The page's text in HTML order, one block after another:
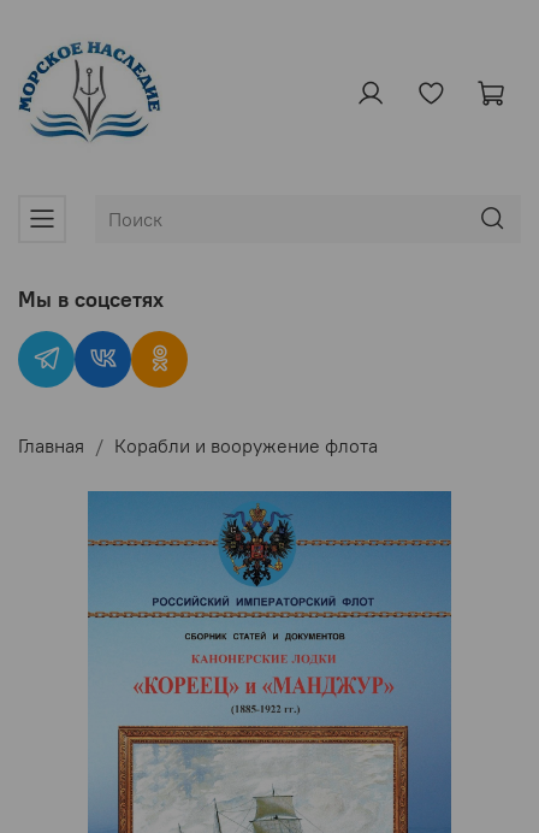
Главная Корабли и вооружение флота
Мы в соцсетях